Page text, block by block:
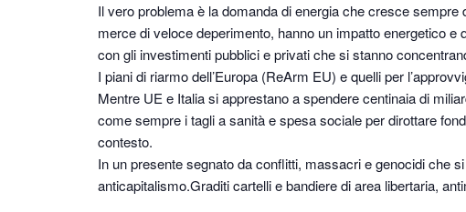
Il vero problema è la domanda di energia che cresce
merce di veloce deperimento, hanno un impatto energetico
con gli investimenti pubblici e privati che si stanno
I piani di riarmo dell’Europa (ReArm EU) e quelli per
Mentre UE e Italia si apprestano a spendere centinaia di
come sempre i tagli a sanità e spesa sociale per dirottare
contesto.
In un presente segnato da conflitti, massacri e genocidi che
anticapitalismo.Graditi cartelli e bandiere di area libertaria,